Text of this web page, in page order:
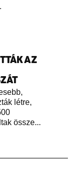
AZ
létre,
össze...